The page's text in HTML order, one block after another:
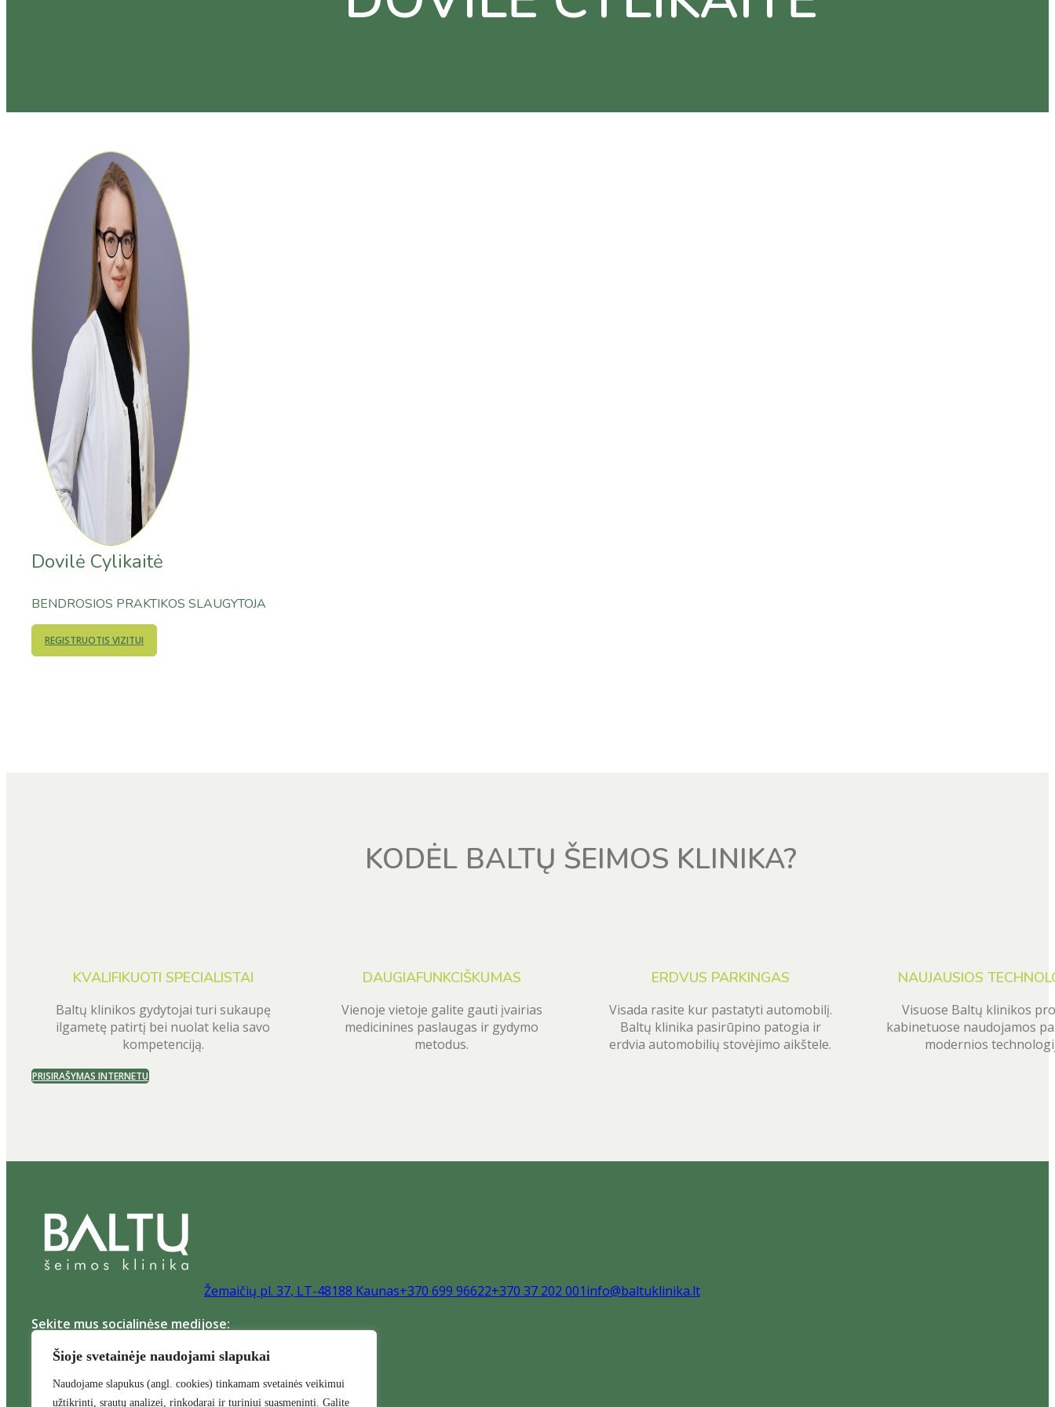
Šioje svetainėje naudojami slapukai
Naudojame slapukus (angl. cookies) tinkamam svetainės veikimui
užtikrinti, srautų analizei, rinkodarai ir turiniui suasmeninti. Galite
Dovilė Cylikaitė
BENDROSIOS PRAKTIKOS SLAUGYTOJA
REGISTRUOTIS VIZITUI
KODĖL BALTŲ ŠEIMOS KLINIKA?
KVALIFIKUOTI SPECIALISTAI
Baltų klinikos gydytojai turi sukaupę
ilgametę patirtį bei nuolat kelia savo
kompetenciją.
DAUGIAFUNKCIŠKUMAS
Vienoje vietoje galite gauti įvairias
medicinines paslaugas ir gydymo
metodus.
ERDVUS PARKINGAS
Visada rasite kur pastatyti automobilį.
Baltų klinika pasirūpino patogia ir
erdvia automobilių stovėjimo aikštele.
NAUJAUSIOS
Visuose Baltų klinikos
kabinetuose naudojamos
modernios
PRISIRAŠYMAS INTERNETU
Žemaičių pl. 37, LT-48188 Kaunas+370 699 96622+370 37 202 001info@baltuklinika.lt
Sekite mus socialinėse medijose: